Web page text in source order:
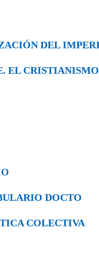
DEL
EL CRISTIANISMO
DOCTO
COLEC­TIVA